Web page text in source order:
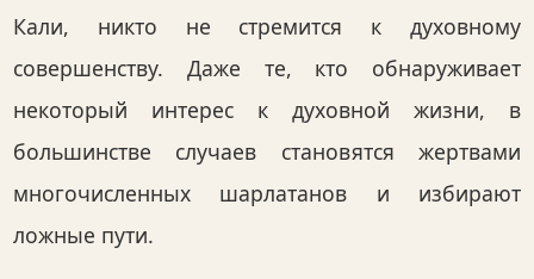
Кали, никто не стремится к духовному
совершенству. Даже те, кто обнаруживает
некоторый интерес к духовной жизни, в
большинстве случаев становятся жертвами
многочисленных шарлатанов и избирают
ложные пути.